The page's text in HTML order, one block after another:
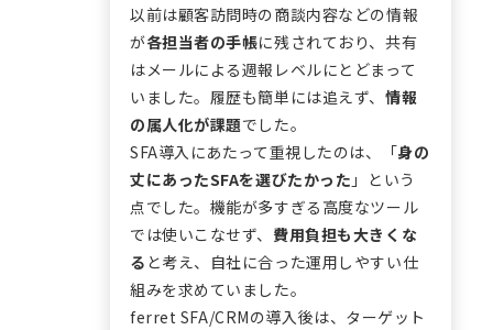
以前は顧客訪問時の商談内容などの情報
が各担当者の手帳に残されており、共有
はメールによる週報レベルにとどまって
いました。履歴も簡単には追えず、 情報
の属人化が課題でした。
SFA導入にあたって重視したのは、「身の
丈にあったSFAを選びたかった 」という
点でした。機能が多すぎる高度なツール
では使いこなせず、 費用負担も大きくな
る と考え、自社に合った運用しやすい仕
組みを求めていました。
ferret SFA/CRMの導入後は、ターゲット